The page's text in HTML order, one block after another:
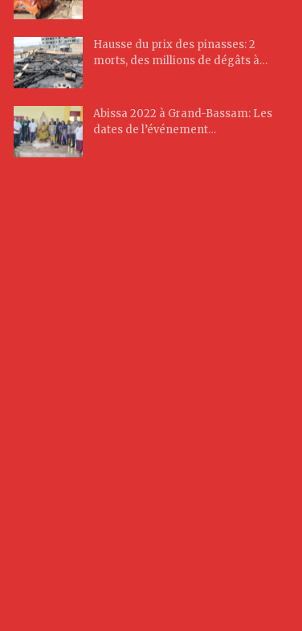
Hausse du prix des pinasses: 2
morts, des millions de dégâts à…
Abissa 2022 à Grand-Bassam: Les
dates de l’événement…